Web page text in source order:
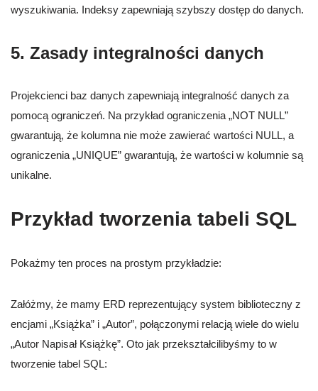
wyszukiwania. Indeksy zapewniają szybszy dostęp do danych.
5. Zasady integralności danych
Projekcienci baz danych zapewniają integralność danych za
pomocą ograniczeń. Na przykład ograniczenia „NOT NULL”
gwarantują, że kolumna nie może zawierać wartości NULL, a
ograniczenia „UNIQUE” gwarantują, że wartości w kolumnie są
unikalne.
Przykład tworzenia tabeli SQL
Pokażmy ten proces na prostym przykładzie:
Załóżmy, że mamy ERD reprezentujący system biblioteczny z
encjami „Książka” i „Autor”, połączonymi relacją wiele do wielu
„Autor Napisał Książkę”. Oto jak przekształcilibyśmy to w
tworzenie tabel SQL: